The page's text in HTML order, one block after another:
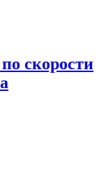
скорости